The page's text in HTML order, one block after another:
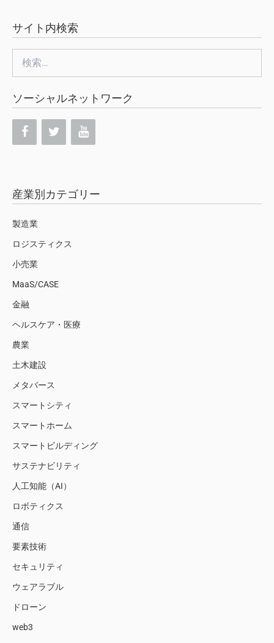
サイト内検索
ソーシャルネットワーク
産業別カテゴリー
製造業
ロジスティクス
小売業
MaaS/CASE
金融
ヘルスケア・医療
農業
土木建設
メタバース
スマートシティ
スマートホーム
スマートビルディング
サステナビリティ
人工知能（AI）
ロボティクス
通信
要素技術
セキュリティ
ウェアラブル
ドローン
web3